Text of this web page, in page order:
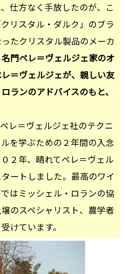
仕方なく手放したのが、こ
リスタル・ダルク」のブラ
たクリスタル製品のメーカ
名門ペレ＝ヴェルジェ家のオ
＝ヴェルジェが、親しい友
ランのアドバイスのもと、
レ＝ヴェルジェ社のテクニ
を学ぶための２年間の入念
２年、晴れてペレ＝ヴェル
ートしました。最高のワイ
はミッシェル・ロランの協
のスペシャリスト、農学者
けています。